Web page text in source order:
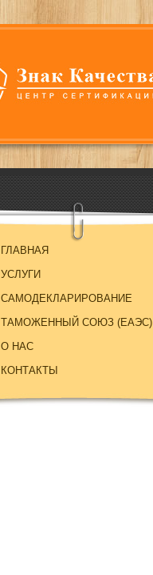
ГЛАВНАЯ
УСЛУГИ
САМОДЕКЛАРИРОВАНИЕ
ТАМОЖЕННЫЙ СОЮЗ (EAЭC)
О НАС
КОНТАКТЫ